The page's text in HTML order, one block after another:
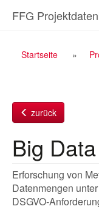
InhaltFFG
Startseite
zurück
Big
Erforschung von
Datenmengen
DSGVO-